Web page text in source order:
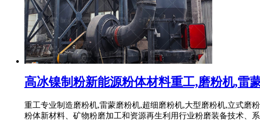
高冰镍制粉新能源粉体材料重工,磨粉机,雷
重工专业制造磨粉机,雷蒙磨粉机,超细磨粉机,大型磨粉机,立式磨
粉体新材料、矿物粉磨加工和资源再生利用行业粉磨装备技术、